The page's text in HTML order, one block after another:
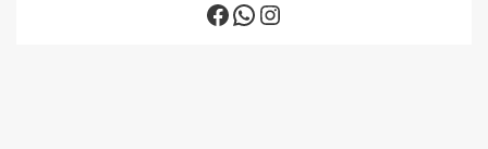
Facebook
WhatsApp
Instagram